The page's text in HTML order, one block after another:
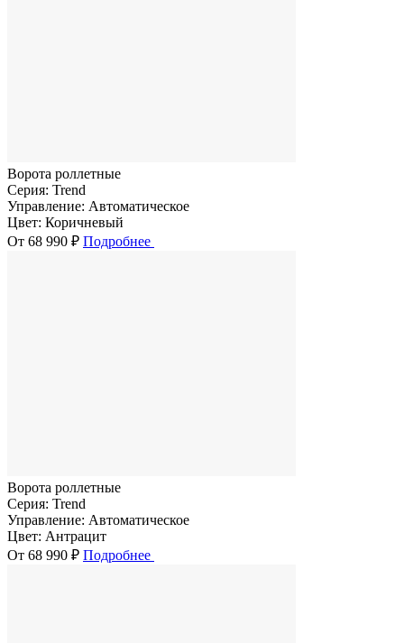
Ворота роллетные
Серия: Trend
Управление: Автоматическое
Цвет: Коричневый
От 68 990 ₽ Подробнее
Ворота роллетные
Серия: Trend
Управление: Автоматическое
Цвет: Антрацит
От 68 990 ₽ Подробнее